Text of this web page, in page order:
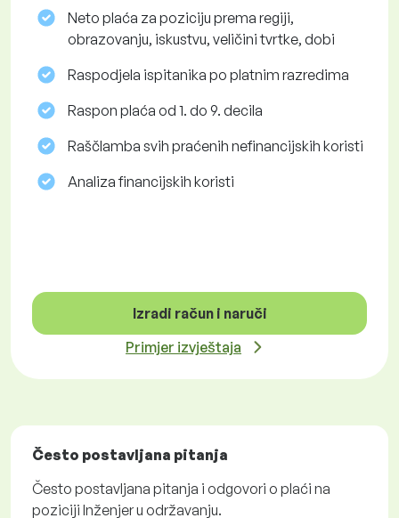
Neto plaća za poziciju prema regiji,
obrazovanju, iskustvu, veličini tvrtke, dobi
Raspodjela ispitanika po platnim razredima
Raspon plaća od 1. do 9. decila
Raščlamba svih praćenih nefinancijskih koristi
Analiza financijskih koristi
Izradi račun i naruči
Primjer izvještaja
Često postavljana pitanja
Često postavljana pitanja i odgovori o plaći na
poziciji Inženjer u održavanju.